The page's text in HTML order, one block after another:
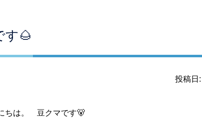
す🌰
投稿日:
ちは。 豆クマです🐻